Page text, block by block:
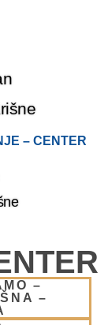
–
–
– CENTER